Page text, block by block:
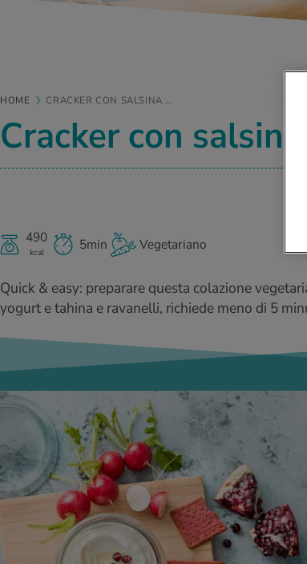
HOME CRACKER CON SALSINA …
Cracker con
490
kcal 5min Vegetariano
Quick & easy: preparare questa colazione
yogurt e tahina e ravanelli, richiede meno di 5